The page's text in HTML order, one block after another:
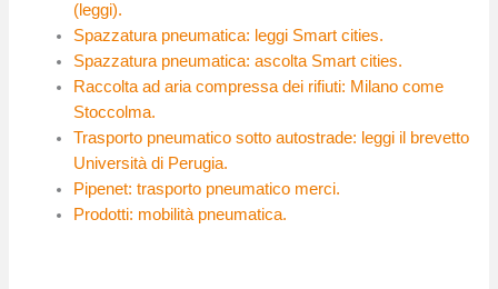
(leggi).
Spazzatura pneumatica: leggi Smart cities.
Spazzatura pneumatica: ascolta Smart cities.
Raccolta ad aria compressa dei rifiuti: Milano come
Stoccolma.
Trasporto pneumatico sotto autostrade: leggi il brevetto
Università di Perugia.
Pipenet: trasporto pneumatico merci.
Prodotti: mobilità pneumatica.